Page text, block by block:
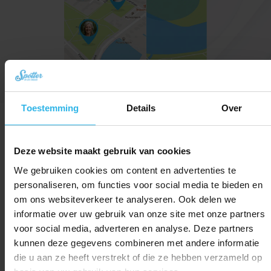
Toestemming Details Over
Deze website maakt gebruik van cookies
We gebruiken cookies om content en advertenties te
personaliseren, om functies voor social media te bieden en
om ons websiteverkeer te analyseren. Ook delen we
informatie over uw gebruik van onze site met onze partners
voor social media, adverteren en analyse. Deze partners
kunnen deze gegevens combineren met andere informatie
die u aan ze heeft verstrekt of die ze hebben verzameld op
Altijd inzicht met de Spotter app
Altijd op de hoogte van de laatste locatie.
Street view
Bekijk de exacte locatie van de tracker.